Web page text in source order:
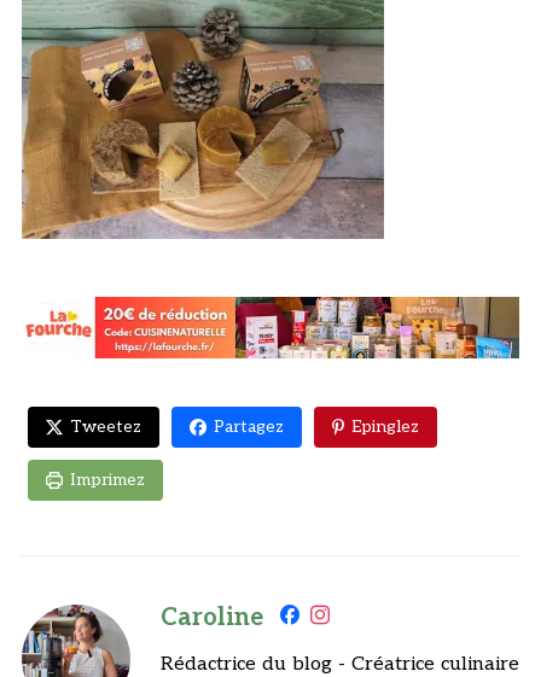
Tweetez Partagez Epinglez
Imprimez
Caroline
Rédactrice du blog - Créatrice culinaire